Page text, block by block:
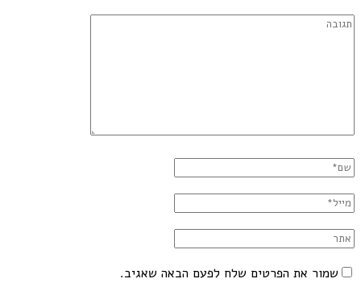
שמור את הפרטים שלח לפעם הבאה שאגיב.